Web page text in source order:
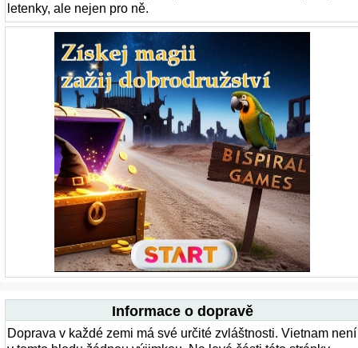
letenky, ale nejen pro ně.
Informace o dopravě
Doprava v každé zemi má své určité zvláštnosti. Vietnam není